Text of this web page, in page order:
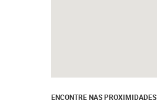
ENCONTRE NAS PROXIMIDADES